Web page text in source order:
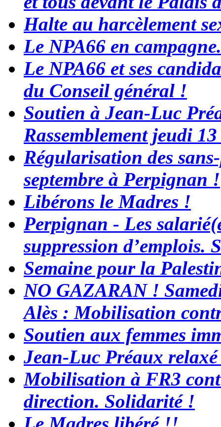
Halte au harcèlement
Le NPA66 en
Le NPA66 et ses
du Conseil général !
Soutien à Jean-Luc
Rassemblement jeudi
Régularisation des
septembre à Perpignan !
Libérons le Madres !
Perpignan - Les
suppression d’emplois.
Semaine pour la
NO GAZARAN !
Alès : Mobilisation
Soutien aux femmes
Jean-Luc Préaux
Mobilisation à FR3
direction. Solidarité !